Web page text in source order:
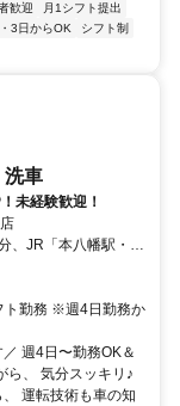
歓迎
月1シフト提出
3日からOK
シフト制
車
未経験歓迎！
、JR「本八幡駅・京
ト勤務 ※週4日勤務か
週4日〜勤務OK＆
ら、 気分スッキリ♪
運転技術も車の知